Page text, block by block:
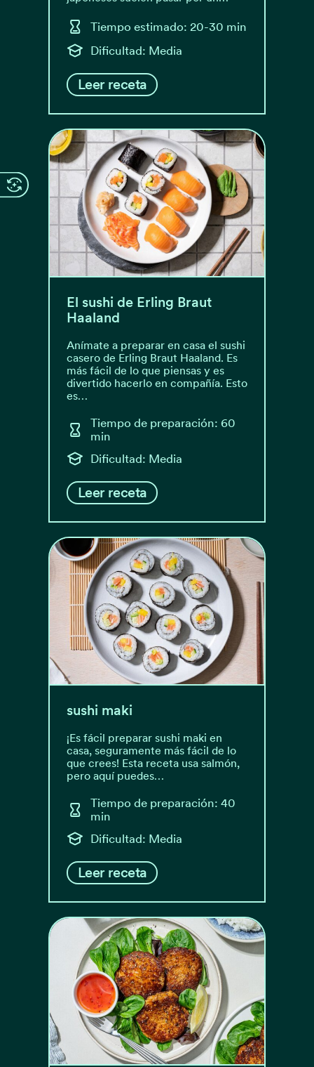
Tiempo estimado: 20-30 min
Dificultad: Media
Leer receta
El sushi de Erling Braut
Haaland
Anímate a preparar en casa el sushi
casero de Erling Braut Haaland. Es
más fácil de lo que piensas y es
divertido hacerlo en compañía. Esto
es…
Tiempo de preparación: 60
min
Dificultad: Media
Leer receta
sushi maki
¡Es fácil preparar sushi maki en
casa, seguramente más fácil de lo
que crees! Esta receta usa salmón,
pero aquí puedes…
Tiempo de preparación: 40
min
Dificultad: Media
Leer receta